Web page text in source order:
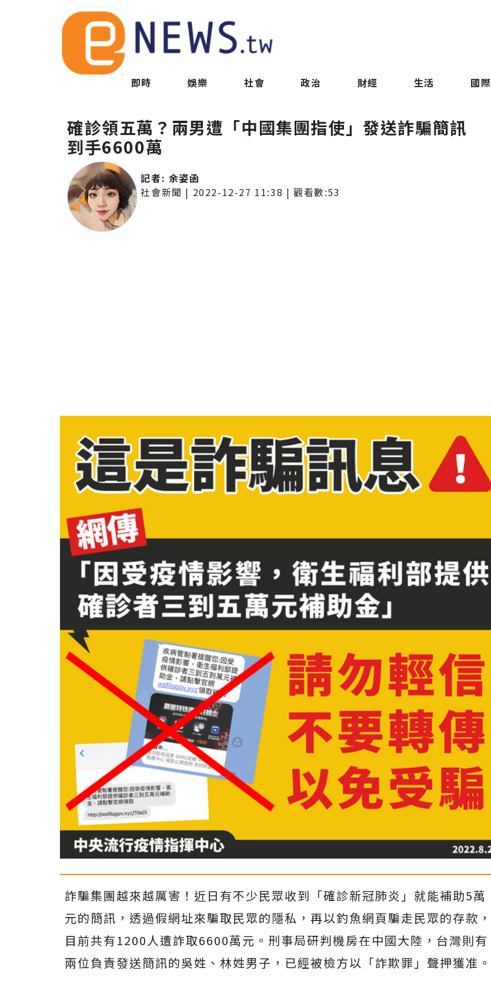
即時 娛樂 社會 政治 財經 生活 國際
確診領五萬？兩男遭「中國集團指使」發送詐騙簡訊
到手6600萬
記者: 余姿函
社會新聞 | 2022-12-27 11:38 | 觀看數:53
詐騙集團越來越厲害！近日有不少民眾收到「確診新冠肺炎」就能補助5萬
元的簡訊，透過假網址來騙取民眾的隱私，再以釣魚網頁騙走民眾的存款，
目前共有1200人遭詐取6600萬元。刑事局研判機房在中國大陸，台灣則有
兩位負責發送簡訊的吳姓、林姓男子，已經被檢方以「詐欺罪」聲押獲准。